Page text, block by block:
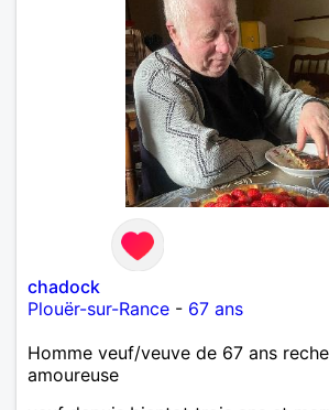
chadock
Plouër-sur-Rance - 67 ans
Homme veuf/veuve de 67 ans
amoureuse